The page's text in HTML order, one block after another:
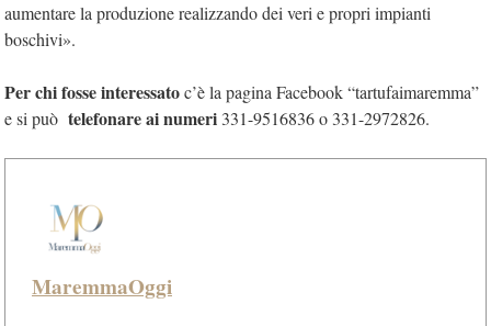
aumentare la produzione realizzando dei veri e propri impianti
boschivi».
Per chi fosse interessatoc’è la pagina Facebook “tartufaimaremma”
e si può telefonare ai numeri 331-9516836 o 331-2972826.
MaremmaOggi